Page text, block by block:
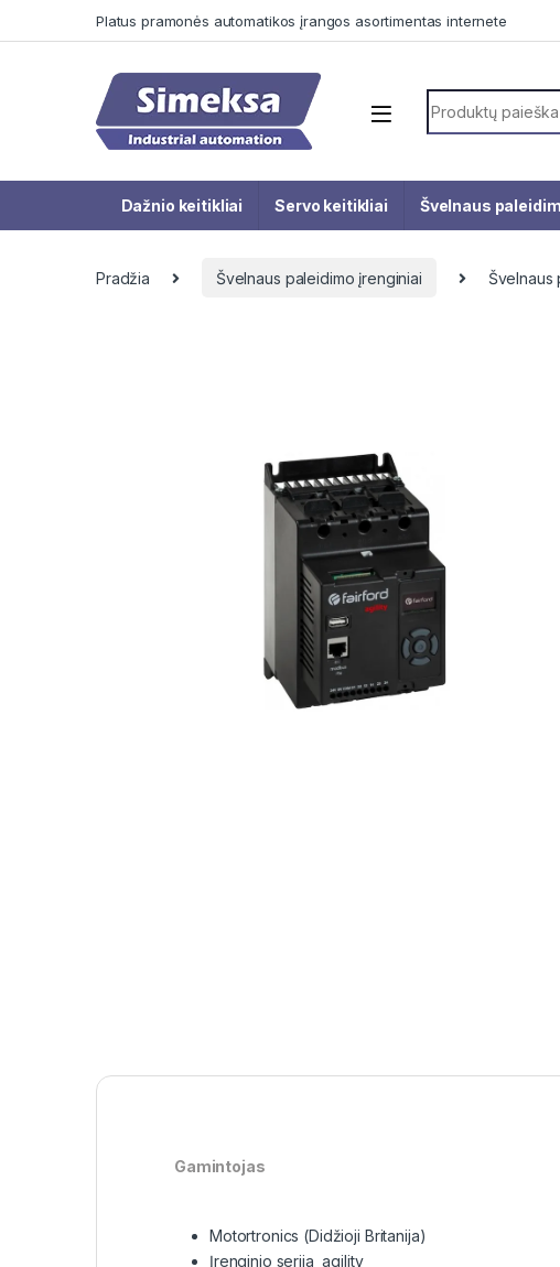
Platus pramonės automatikos įrangos asortimentas internete
Search for:
Dažnio keitikliai Servo keitikliai Švelnaus
Pradžia Švelnaus paleidimo įrenginiai Švelnaus
Gamintojas
Motortronics (Didžioji Britanija)
Įrenginio serija agility